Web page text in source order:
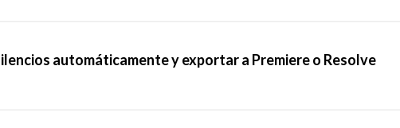
automáticamente y exportar a Premiere o Resolve